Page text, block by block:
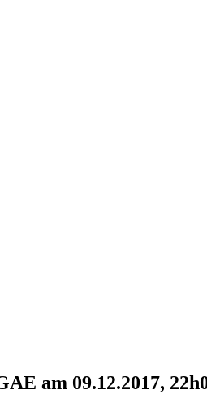
am 09.12.2017,